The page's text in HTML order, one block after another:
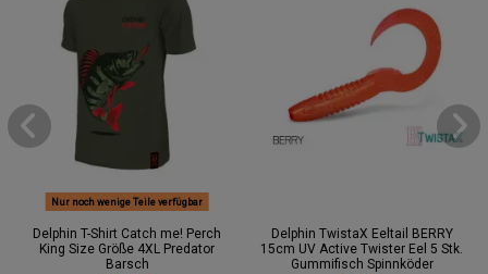
Nur noch wenige Teile verfügbar
Delphin T-Shirt Catch me! Perch
King Size Größe 4XL Predator
Barsch
Delphin TwistaX Eeltail BERRY
15cm UV Active Twister Eel 5 Stk.
Gummifisch Spinnköder